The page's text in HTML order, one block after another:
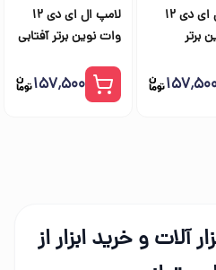
لامپ ال ای دی 12
برتر
لامپ ال ای دی 12
وات نوین برتر آفتابی
۱۵۷٬۵۰۰
آلات و خرید ابزار از